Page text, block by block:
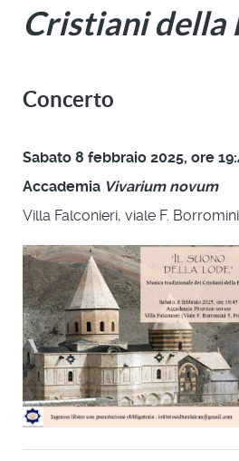
Cristiani della
Concerto
Sabato 8 febbraio 2025, ore
Accademia Vivarium novum
Villa Falconieri, viale F.